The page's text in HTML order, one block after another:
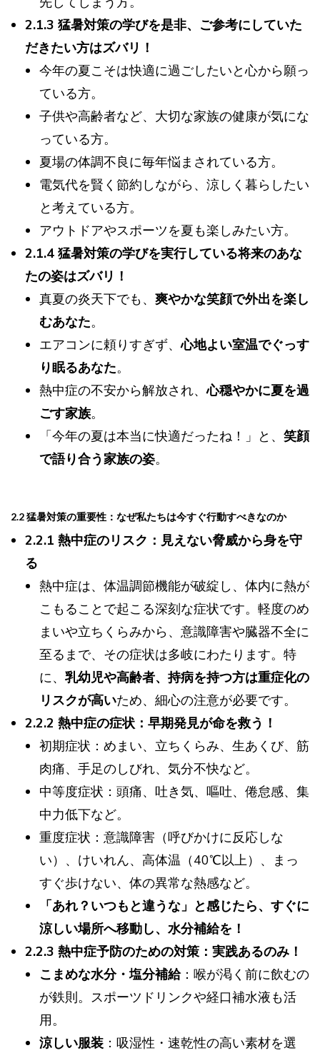
2.1.3 猛暑対策の学びを是非、ご参考にしていた
だきたい方はズバリ！
今年の夏こそは快適に過ごしたいと心から願っ
ている方。
子供や高齢者など、大切な家族の健康が気にな
っている方。
夏場の体調不良に毎年悩まされている方。
電気代を賢く節約しながら、涼しく暮らしたい
と考えている方。
アウトドアやスポーツを夏も楽しみたい方。
2.1.4 猛暑対策の学びを実行している将来のあな
たの姿はズバリ！
真夏の炎天下でも、 爽やかな笑顔で外出を楽し
むあなた。
エアコンに頼りすぎず、心地よい室温でぐっす
り眠るあなた。
熱中症の不安から解放され、心穏やかに夏を過
ごす家族。
「今年の夏は本当に快適だったね！」と、 笑顔
で語り合う家族の姿。
2.2 猛暑対策の重要性：なぜ私たちは今すぐ行動すべきなのか
2.2.1 熱中症のリスク：見えない脅威から身を守
る
熱中症は、体温調節機能が破綻し、体内に熱が
こもることで起こる深刻な症状です。軽度のめ
まいや立ちくらみから、意識障害や臓器不全に
至るまで、その症状は多岐にわたります。特
に、 乳幼児や高齢者、持病を持つ方は重症化の
リスクが高いため、細心の注意が必要です。
2.2.2 熱中症の症状：早期発見が命を救う！
初期症状：めまい、立ちくらみ、生あくび、筋
肉痛、手足のしびれ、気分不快など。
中等度症状：頭痛、吐き気、嘔吐、倦怠感、集
中力低下など。
重度症状：意識障害（呼びかけに反応しな
い）、けいれん、高体温（40℃以上）、まっ
すぐ歩けない、体の異常な熱感など。
「あれ？いつもと違うな」と感じたら、すぐに
涼しい場所へ移動し、水分補給を！
2.2.3 熱中症予防のための対策：実践あるのみ！
こまめな水分・塩分補給：喉が渇く前に飲むの
が鉄則。スポーツドリンクや経口補水液も活
用。
涼しい服装：吸湿性・速乾性の高い素材を選